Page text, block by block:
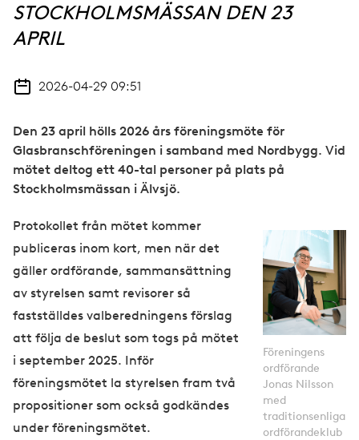
STOCKHOLMSMÄSSAN DEN 23
APRIL
2026-04-29 09:51
Den 23 april hölls 2026 års föreningsmöte för
Glasbranschföreningen i samband med Nordbygg. Vid
mötet deltog ett 40-tal personer på plats på
Stockholmsmässan i Älvsjö.
Föreningens
ordförande
Jonas Nilsson
med
traditionsenliga
ordförandeklub
Protokollet från mötet kommer
publiceras inom kort, men när det
gäller ordförande, sammansättning
av styrelsen samt revisorer så
fastställdes valberedningens förslag
att följa de beslut som togs på mötet
i september 2025. Inför
föreningsmötet la styrelsen fram två
propositioner som också godkändes
under föreningsmötet.